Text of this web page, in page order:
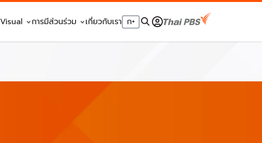
Visual การมีส่วนร่วม เกี่ยวกับเรา ก+